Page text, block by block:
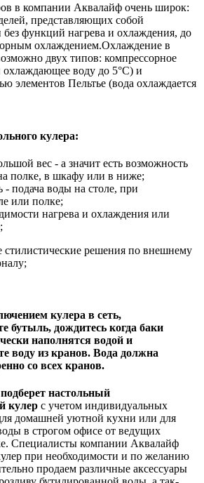
в компании Аквалайф очень широк:
представляющих собой
без функций нагрева и охлаждения, до
охлаждением.Охлаждение в
двух типов: компрессорное
охлаждающее воду до 5°С) и
элементов Пельтье (вода охлаждается
кулера:
вес - а значит есть возможность
полке, в шкафу или в ниже;
- подача воды на столе, при
или полке;
нагрева и охлаждения или
стилистические решения по внешнему
кулера в сеть,
бутыль, дождитесь когда баки
наполнятся водой и
воду из кранов. Вода должна
со всех кранов.
подберет настольный
кулер с учетом индивидуальных
домашней уютной кухни или для
в строгом офисе от ведущих
Специалисты компании Аквалайф
при необходимости и по желанию
продаем различные аксессуары